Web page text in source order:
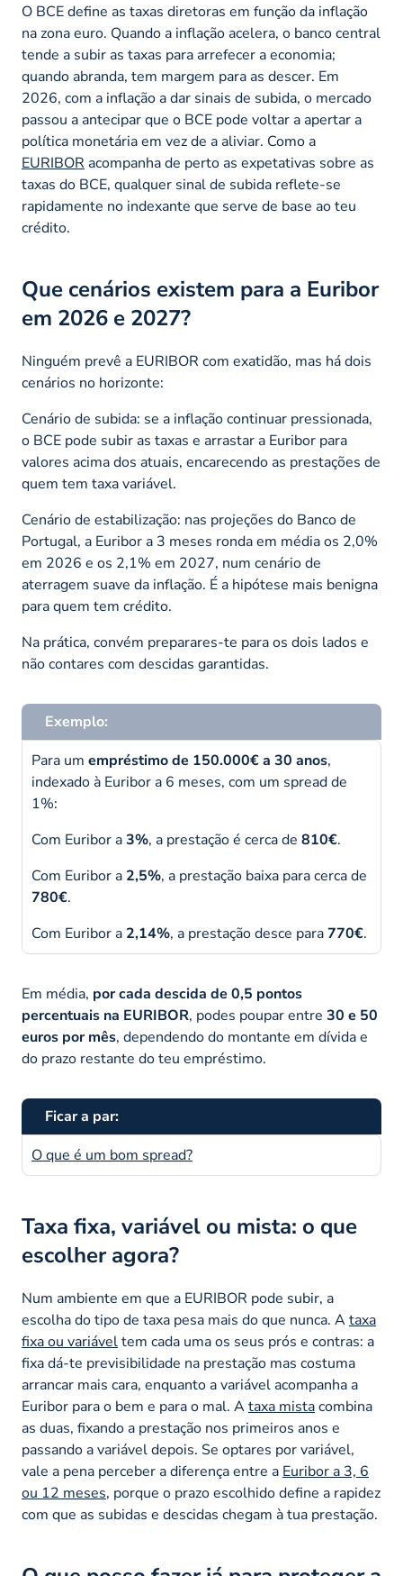
O BCE define as taxas diretoras em função da inflação
na zona euro. Quando a inflação acelera, o banco central
tende a subir as taxas para arrefecer a economia;
quando abranda, tem margem para as descer. Em
2026, com a inflação a dar sinais de subida, o mercado
passou a antecipar que o BCE pode voltar a apertar a
política monetária em vez de a aliviar. Como a
EURIBOR acompanha de perto as expetativas sobre as
taxas do BCE, qualquer sinal de subida reflete-se
rapidamente no indexante que serve de base ao teu
crédito.
Que cenários existem para a Euribor
em 2026 e 2027?
Ninguém prevê a EURIBOR com exatidão, mas há dois
cenários no horizonte:
Cenário de subida: se a inflação continuar pressionada,
o BCE pode subir as taxas e arrastar a Euribor para
valores acima dos atuais, encarecendo as prestações de
quem tem taxa variável.
Cenário de estabilização: nas projeções do Banco de
Portugal, a Euribor a 3 meses ronda em média os 2,0%
em 2026 e os 2,1% em 2027, num cenário de
aterragem suave da inflação. É a hipótese mais benigna
para quem tem crédito.
Na prática, convém preparares-te para os dois lados e
não contares com descidas garantidas.
Exemplo:
Para um empréstimo de 150.000€ a 30 anos,
indexado à Euribor a 6 meses, com um spread de
1%:
Com Euribor a3%, a prestação é cerca de 810€.
Com Euribor a 2,5%, a prestação baixa para cerca de
780€.
Com Euribor a 2,14%, a prestação desce para770€.
Em média, por cada descida de 0,5 pontos
percentuais na EURIBOR, podes poupar entre 30 e 50
euros por mês, dependendo do montante em dívida e
do prazo restante do teu empréstimo.
Ficar a par:
O que é um bom spread?
Taxa fixa, variável ou mista: o que
escolher agora?
Num ambiente em que a EURIBOR pode subir, a
escolha do tipo de taxa pesa mais do que nunca. Ataxa
fixa ou variáveltem cada uma os seus prós e contras: a
fixa dá-te previsibilidade na prestação mas costuma
arrancar mais cara, enquanto a variável acompanha a
Euribor para o bem e para o mal. Ataxa mistacombina
as duas, fixando a prestação nos primeiros anos e
passando a variável depois. Se optares por variável,
vale a pena perceber a diferença entre a Euribor a 3, 6
ou 12 meses, porque o prazo escolhido define a rapidez
com que as subidas e descidas chegam à tua prestação.